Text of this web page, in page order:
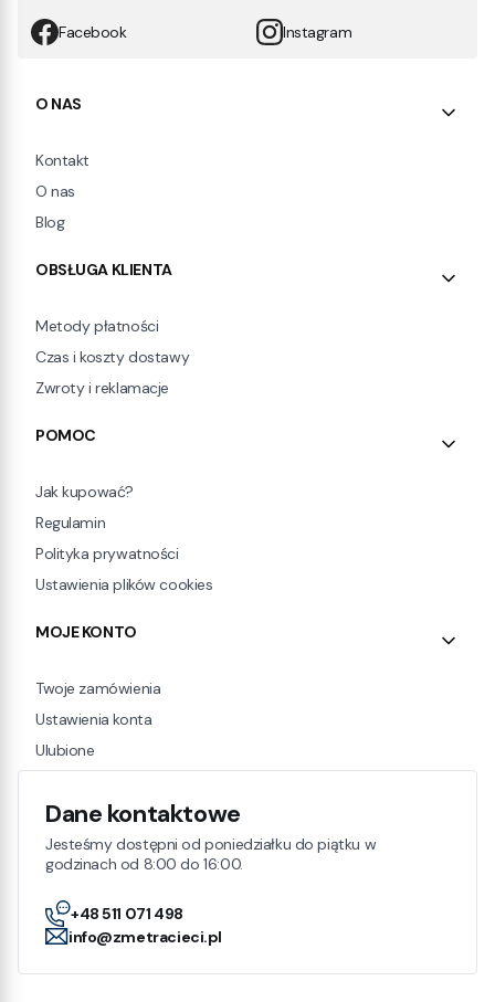
Facebook Instagram
Dane kontaktowe
Jesteśmy dostępni od poniedziałku do piątku w
godzinach od 8:00 do 16:00.
+48 511 071 498
info@zmetracieci.pl
Linki w stopce
O NAS
Kontakt
O nas
Blog
OBSŁUGA KLIENTA
Metody płatności
Czas i koszty dostawy
Zwroty i reklamacje
POMOC
Jak kupować?
Regulamin
Polityka prywatności
Ustawienia plików cookies
MOJE KONTO
Twoje zamówienia
Ustawienia konta
Ulubione